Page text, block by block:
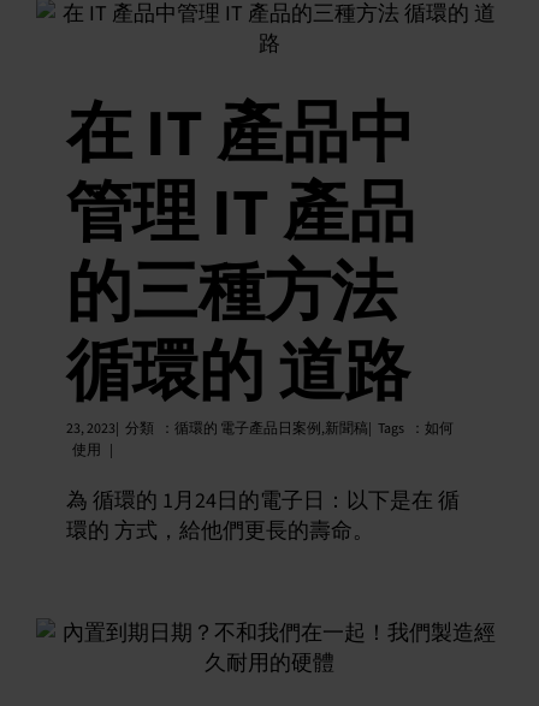
在 IT 產品中
管理 IT 產品
的三種方法
循環的 道路
23, 2023| 分類 ： 循環的 電子產品日案例,新聞稿| Tags ： 如何
使用 |
為 循環的 1月24日的電子日：以下是在 循
環的 方式，給他們更長的壽命。